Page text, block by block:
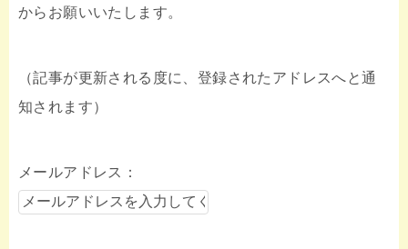
からお願いいたします。
（記事が更新される度に、登録されたアドレスへと通
知されます）
メールアドレス：